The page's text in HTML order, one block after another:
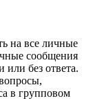
на все личные
сообщения
или без ответа.
в групповом